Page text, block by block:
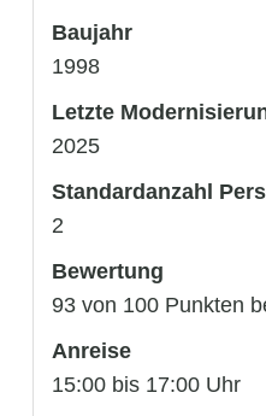
Baujahr
1998
Letzte
2025
Standardanzahl
2
Bewertung
93 von 100 Punkten
Anreise
15:00 bis 17:00 Uhr